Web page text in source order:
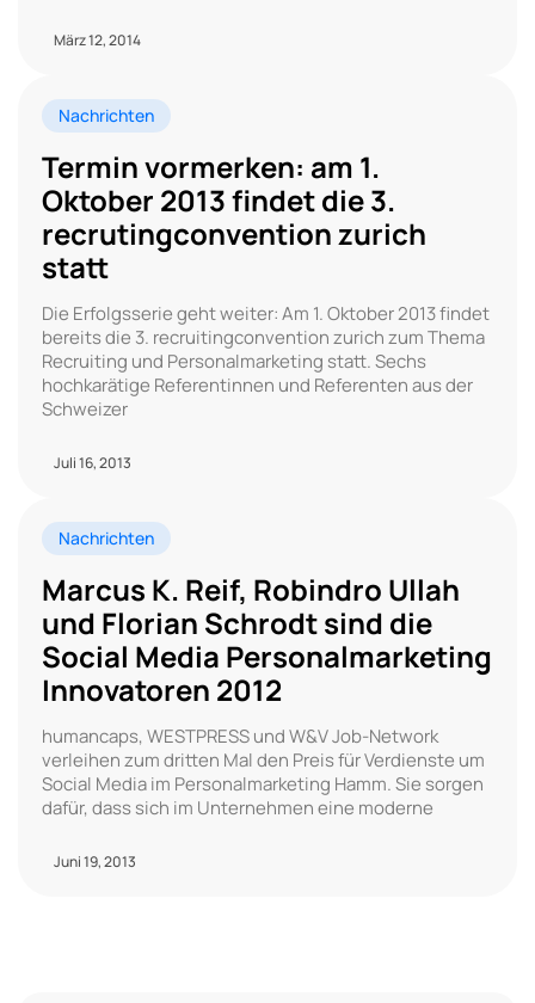
März 12, 2014
Nachrichten
Termin vormerken: am 1.
Oktober 2013 findet die 3.
recrutingconvention zurich
statt
Die Erfolgsserie geht weiter: Am 1. Oktober 2013 findet
bereits die 3. recruitingconvention zurich zum Thema
Recruiting und Personalmarketing statt. Sechs
hochkarätige Referentinnen und Referenten aus der
Schweizer
Juli 16, 2013
Nachrichten
Marcus K. Reif, Robindro Ullah
und Florian Schrodt sind die
Social Media Personalmarketing
Innovatoren 2012
humancaps, WESTPRESS und W&V Job-Network
verleihen zum dritten Mal den Preis für Verdienste um
Social Media im Personalmarketing Hamm. Sie sorgen
dafür, dass sich im Unternehmen eine moderne
Juni 19, 2013